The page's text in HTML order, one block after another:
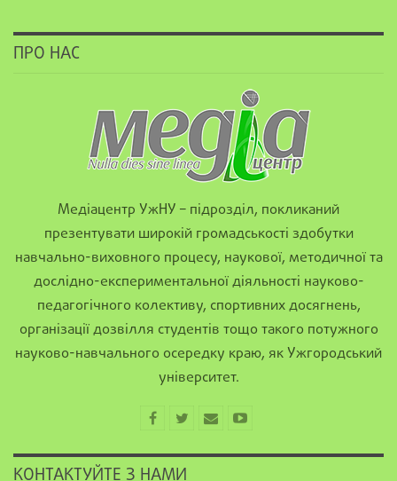
ПРО НАС
Медіацентр УжНУ – підрозділ, покликаний
презентувати широкій громадськості здобутки
навчально-виховного процесу, наукової, методичної та
дослідно-експериментальної діяльності науково-
педагогічного колективу, спортивних досягнень,
організації дозвілля студентів тощо такого потужного
науково-навчального осередку краю, як Ужгородський
університет.
КОНТАКТУЙТЕ З НАМИ